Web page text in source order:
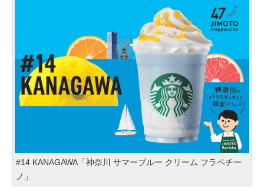
#14 KANAGAWA「神奈川 サマーブルー クリーム フラペチー
ノ」